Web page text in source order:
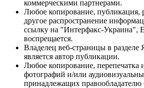
коммерческими партнерами.
Любое копирование, публикация,
другое распространение
ссылку на "Интерфакс-Украина",
воспрещается.
Владелец веб-страницы в разделе
является автор публикации.
Любое копирование, перепечатка
фотографий и/или
принадлежащих правообладателю